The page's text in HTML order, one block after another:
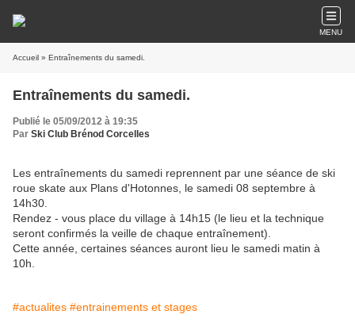
MENU
Accueil » Entraînements du samedi.
Entraînements du samedi.
Publié le 05/09/2012 à 19:35
Par Ski Club Brénod Corcelles
Les entraînements du samedi reprennent par une séance de ski
roue skate aux Plans d'Hotonnes, le samedi 08 septembre à
14h30.
Rendez - vous place du village à 14h15 (le lieu et la technique
seront confirmés la veille de chaque entraînement).
Cette année, certaines séances auront lieu le samedi matin à
10h.
#actualites #entrainements et stages